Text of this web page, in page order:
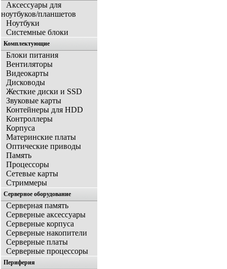
Аксессуары для
ноутбуков/планшетов
Ноутбуки
Системные блоки
Комплектующие
Блоки питания
Вентиляторы
Видеокарты
Дисководы
Жесткие диски и SSD
Звуковые карты
Контейнеры для HDD
Контроллеры
Корпуса
Материнские платы
Оптические приводы
Память
Процессоры
Сетевые карты
Стриммеры
Серверное оборудование
Серверная память
Серверные аксессуары
Серверные корпуса
Серверные накопители
Серверные платы
Серверные процессоры
Периферия